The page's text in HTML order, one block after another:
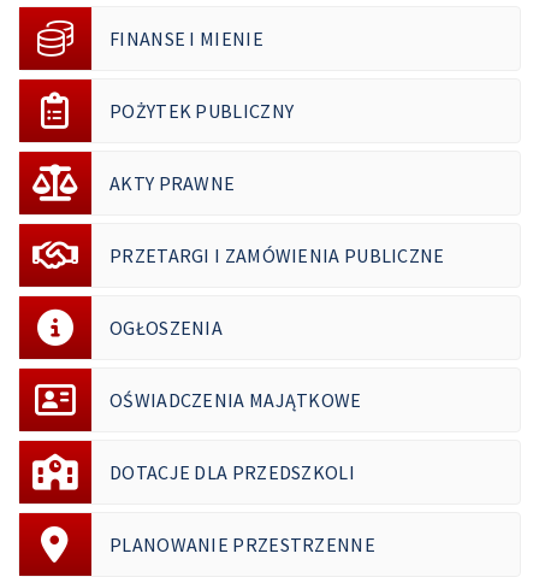
FINANSE I MIENIE
POŻYTEK PUBLICZNY
AKTY PRAWNE
PRZETARGI I ZAMÓWIENIA PUBLICZNE
OGŁOSZENIA
OŚWIADCZENIA MAJĄTKOWE
DOTACJE DLA PRZEDSZKOLI
PLANOWANIE PRZESTRZENNE